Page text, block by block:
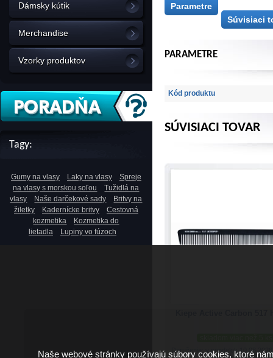
Dámsky kútik
Merchandise
Vzorky produktov
Tagy:
Gumy na vlasy Laky na vlasy
Spreje
na vlasy s morskou soľou
Tužidlá na
vlasy
Naše darčekové sady
Britvy na
žiletky
Kadernícke britvy
Cestovná
kozmetika
Kozmetika do
lietadla
Lupiny vo fúzoch
Parametre
Súvisiaci
PARAMETRE
Kód produktu
SÚVISIACI TOVAR
Doručenie: v pondelok
Naše webové stránky používajú súbory cookies, ktoré